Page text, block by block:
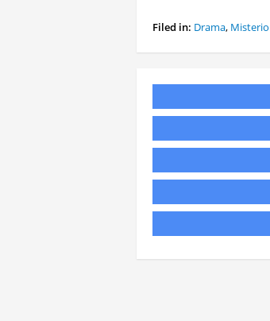
Filed in: Drama, Misterio